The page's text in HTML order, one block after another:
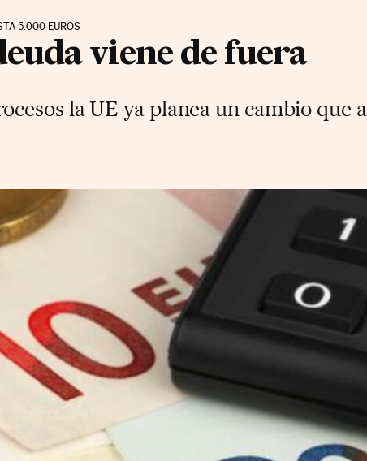
5.000 EUROS
viene de fuera
la UE ya planea un cambio